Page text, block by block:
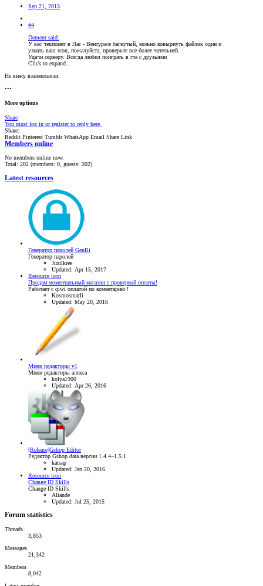
Sep 21, 2013
#4
Dement said:
У вас чекпоинт в Лас - Вентурасе багнутый, можно ковырнуть файлик один и
узнать ваш rcon, пожалуйста, проверьте все более чательней.
Удачи серверу. Всегда любил поиграть в гта с друзьями
Click to expand...
Не вижу взаимосвязи.
•••
More options
Share
You must log in or register to reply here.
Share:
Reddit Pinterest Tumblr WhatsApp Email Share Link
Members online
No members online now.
Total: 202 (members: 0, guests: 202)
Latest resources
Генератор паролей GenRi
Генератор паролей
Juzilkree
Updated: Apr 15, 2017
Resource icon
Продам моментальный магазин с проверкой оплаты!
Работает с qiwi оплатой по коментарию !
Kosmosmarli
Updated: May 20, 2016
Мини редакторы v1
Мини редакторы алекса
kolya1900
Updated: Apr 26, 2016
[Release]Gshop Editor
Редактор Gshop.data версии 1.4.4~1.5.1
katsap
Updated: Jan 20, 2016
Resource icon
Change ID Skills
Change ID Skills
Aliande
Updated: Jul 25, 2015
Forum statistics
Threads
3,853
Messages
21,342
Members
8,042